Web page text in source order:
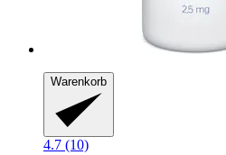
Warenkorb
4.7 (10)